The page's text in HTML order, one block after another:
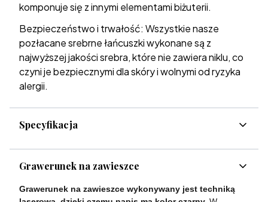
komponuje się z innymi elementami biżuterii.
Bezpieczeństwo i trwałość: Wszystkie nasze
pozłacane srebrne łańcuszki wykonane są z
najwyższej jakości srebra, które nie zawiera niklu, co
czyni je bezpiecznymi dla skóry i wolnymi od ryzyka
alergii.
Specyfikacja
Grawerunek na zawieszce
Grawerunek na zawieszce wykonywany jest techniką